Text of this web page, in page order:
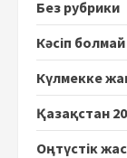
Без рубрики
Кәсіп
Күлмекке
Қазақстан
Оңтүстік